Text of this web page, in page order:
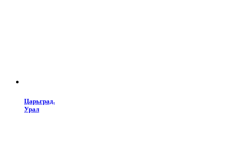
Царьград.
Урал